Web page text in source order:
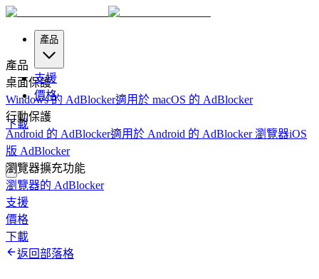
產品
支援
價格
下載
產品
桌面保護
Windows 的 AdBlocker適用於 macOS 的 AdBlocker
行動保護
Android 的 AdBlocker適用於 Android 的 AdBlocker 瀏覽器iOS
版 AdBlocker
瀏覽器擴充功能
瀏覽器的 AdBlocker
支援
價格
下載
返回部落格